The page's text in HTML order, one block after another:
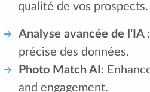
qualité de vos prospects.
Analyse avancée de l'IA :
précise des données.
Photo Match AI:
and engagement.